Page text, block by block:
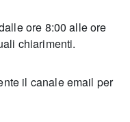
ore 8:00 alle ore
chiarimenti.
il canale email per